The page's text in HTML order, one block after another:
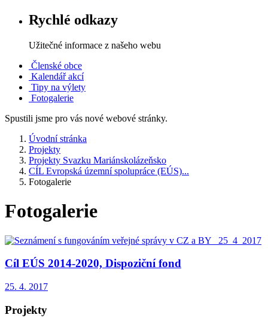
Rychlé odkazy
Užitečné informace z našeho webu
Členské obce
Kalendář akcí
Tipy na výlety
Fotogalerie
Spustili jsme pro vás nové webové stránky.
Úvodní stránka
Projekty
Projekty Svazku Mariánskolázeňsko
CÍL Evropská územní spolupráce (EÚS)...
Fotogalerie
Fotogalerie
Cíl EÚS 2014-2020, Dispoziční fond
25. 4. 2017
Projekty